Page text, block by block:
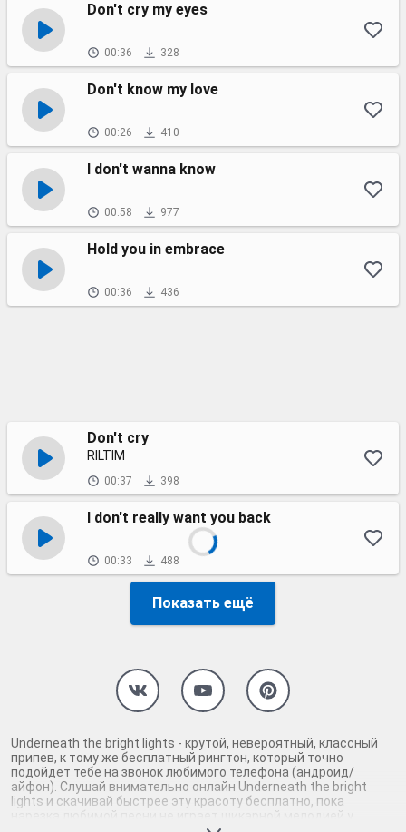
Don't cry my eyes
00:36 328
Don't know my love
00:26 410
I don't wanna know
00:58 977
Hold you in embrace
00:36 436
Don't cry
RILTIM
00:37 398
I don't really want you back
00:33 488
Показать ещё
Underneath the bright lights - крутой, невероятный, классный
припев, к тому же бесплатный рингтон, который точно
подойдет тебе на звонок любимого телефона (андроид/
айфон). Слушай внимательно онлайн Underneath the bright
lights и скачивай быстрее эту красоту бесплатно, пока
нарезка любимой песни не играет шикарной мелодией у